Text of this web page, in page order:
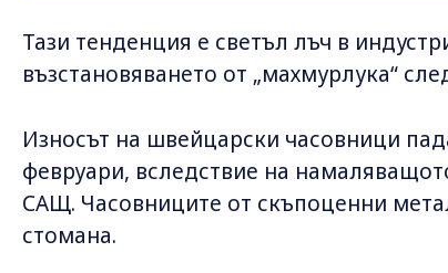
Тази тенденция е светъл лъч в
възстановяването от „махмурлука“
Износът на швейцарски часовници
февруари, вследствие на
САЩ. Часовниците от скъпоценни
стомана.